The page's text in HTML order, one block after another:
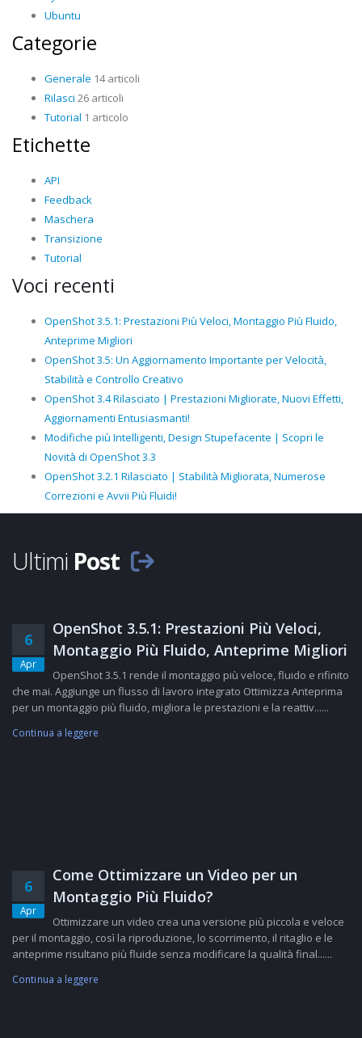
Ubuntu
Categorie
Generale 14 articoli
Rilasci 26 articoli
Tutorial 1 articolo
Etichette
API
Feedback
Maschera
Transizione
Tutorial
Voci recenti
OpenShot 3.5.1: Prestazioni Più Veloci, Montaggio Più Fluido,
Anteprime Migliori
OpenShot 3.5: Un Aggiornamento Importante per Velocità,
Stabilità e Controllo Creativo
OpenShot 3.4 Rilasciato | Prestazioni Migliorate, Nuovi Effetti,
Aggiornamenti Entusiasmanti!
Modifiche più Intelligenti, Design Stupefacente | Scopri le
Novità di OpenShot 3.3
OpenShot 3.2.1 Rilasciato | Stabilità Migliorata, Numerose
Correzioni e Avvii Più Fluidi!
Ultimi Post
6
Apr
OpenShot 3.5.1: Prestazioni Più Veloci,
Montaggio Più Fluido, Anteprime Migliori
OpenShot 3.5.1 rende il montaggio più veloce, fluido e rifinito
che mai. Aggiunge un flusso di lavoro integrato Ottimizza Anteprima
per un montaggio più fluido, migliora le prestazioni e la reattiv......
Continua a leggere
6
Apr
Come Ottimizzare un Video per un
Montaggio Più Fluido?
Ottimizzare un video crea una versione più piccola e veloce
per il montaggio, così la riproduzione, lo scorrimento, il ritaglio e le
anteprime risultano più fluide senza modificare la qualità final......
Continua a leggere